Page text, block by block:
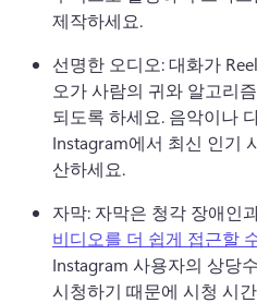
제작하세요.
선명한 오디오: 대화가
오가 사람의 귀와 알고리
되도록 하세요. 음악이나
Instagram에서 최신 인기
산하세요.
자막: 자막은 청각 장애인
비디오를 더 쉽게 접근할
Instagram 사용자의 상당
시청하기 때문에 시청 시